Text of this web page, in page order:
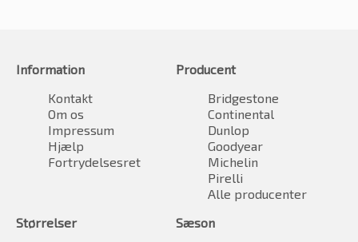
Information
Kontakt
Om os
Impressum
Hjælp
Fortrydelsesret
Producent
Bridgestone
Continental
Dunlop
Goodyear
Michelin
Pirelli
Alle producenter
Størrelser
Sæson